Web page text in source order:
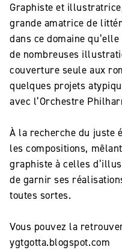
Graphiste et
grande amatrice de
dans ce domaine
de nombreuses
couverture seule aux
quelques projets
avec l’Orchestre
À la recherche du juste
les compositions,
graphiste à celles
de garnir ses
toutes sortes.
Vous pouvez la
ygtgotta.blogspot.com